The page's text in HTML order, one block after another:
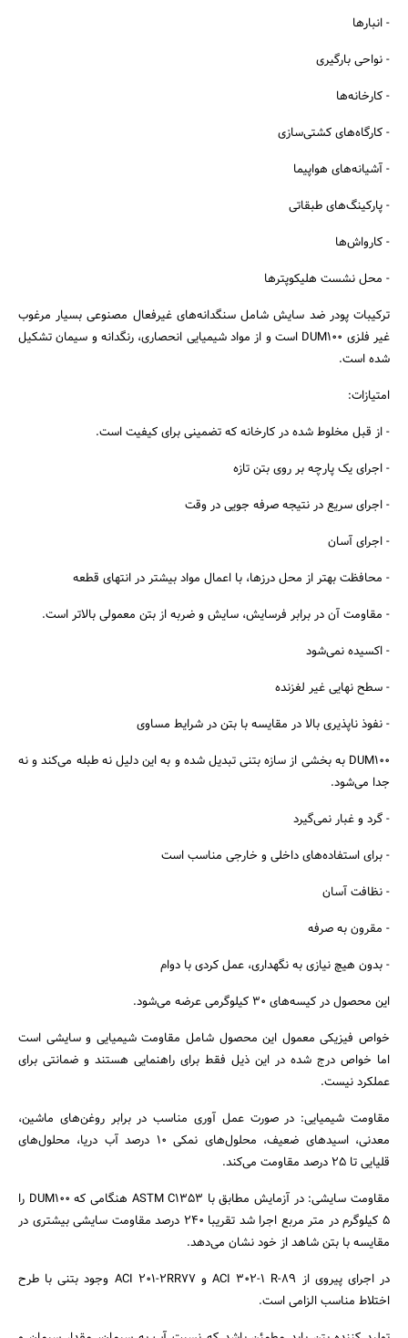
جستجو
- انبارها
- نواحی بارگیری
- کارخانه‌ها
- کارگاه‌های کشتی‌سازی
- آشیانه‌های هواپیما
- پارکینگ‌های طبقاتی
- کارواش‌ها
- محل نشست هلیکوپترها
ترکیبات پودر ضد سایش شامل سنگدانه‌های غیرفعال مصنوعی بسیار مرغوب
غیر فلزی DUM100 است و از مواد شیمیایی انحصاری، رنگدانه و سیمان تشکیل
شده است.
امتیازات:
- از قبل مخلوط شده در کارخانه که تضمینی برای کیفیت است.
- اجرای یک پارچه بر روی بتن تازه
- اجرای سریع در نتیجه صرفه جویی در وقت
- اجرای آسان
- محافظت بهتر از محل درزها، با اعمال مواد بیشتر در انتهای قطعه
- مقاومت آن در برابر فرسایش، سایش و ضربه از بتن معمولی بالاتر است.
- اکسیده نمی‌شود
- سطح نهایی غیر لغزنده
- نفوذ ناپذیری بالا در مقایسه با بتن در شرایط مساوی
DUM100 به بخشی از سازه بتنی تبدیل شده و به این دلیل نه طبله می‌کند و نه
جدا می‌شود.
- گرد و غبار نمی‌گیرد
- برای استفاده‌های داخلی و خارجی مناسب است
- نظافت آسان
- مقرون به صرفه
- بدون هیچ نیازی به نگهداری، عمل کردی با دوام
این محصول در کیسه‌های 30 کیلوگرمی عرضه می‌شود.
خواص فیزیکی معمول این محصول شامل مقاومت شیمیایی و سایشی است
اما خواص درج شده در این ذیل فقط برای راهنمایی هستند و ضمانتی برای
عملکرد نیست.
مقاومت شیمیایی: در صورت عمل آوری مناسب در برابر روغن‌های ماشین،
معدنی، اسیدهای ضعیف، محلول‌های نمکی 10 درصد آب دریا، محلول‌های
قلیایی تا 25 درصد مقاومت می‌کند.
مقاومت سایشی: در آزمایش مطابق با ASTM C1353 هنگامی که DUM100 را
5 کیلوگرم در متر مربع اجرا شد تقریبا 240 درصد مقاومت سایشی بیشتری در
مقایسه با بتن شاهد از خود نشان می‌دهد.
در اجرای پیروی از ACI 302-1 R-89 و ACI 201-2RR77 وجود بتنی با طرح
اختلاط مناسب الزامی است.